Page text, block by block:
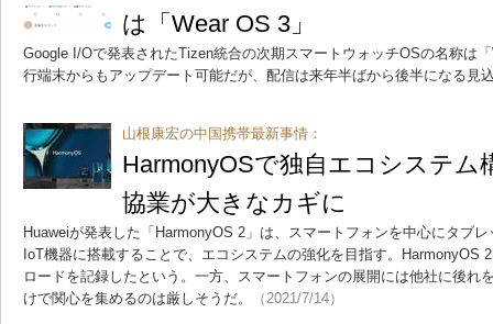
は「Wear OS 3」
Google I/Oで発表されたTizen統合の次期スマートウォッチOSの名称は
行端末からもアップデート可能だが、配信は来年半ばから後半になる見
山根康宏の中国携帯最新事情：
HarmonyOSで独自エコシステ
協業が大きなカギに
Huaweiが発表した「HarmonyOS 2」は、スマートフォンを中心にタブ
IoT機器に搭載することで、エコシステムの強化を目指す。HarmonyOS
ロードを記録したという。一方、スマートフォンの展開には他社に後れ
けで関心を集めるのは厳しそうだ。
（2021/7/14）